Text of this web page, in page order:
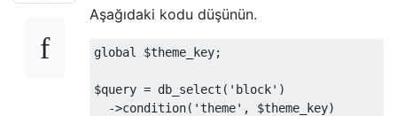
Aşağıdaki kodu düşünün.
global $theme_key;
$query = db_select ( 'block' )
->condition( 'theme' , $theme_key)